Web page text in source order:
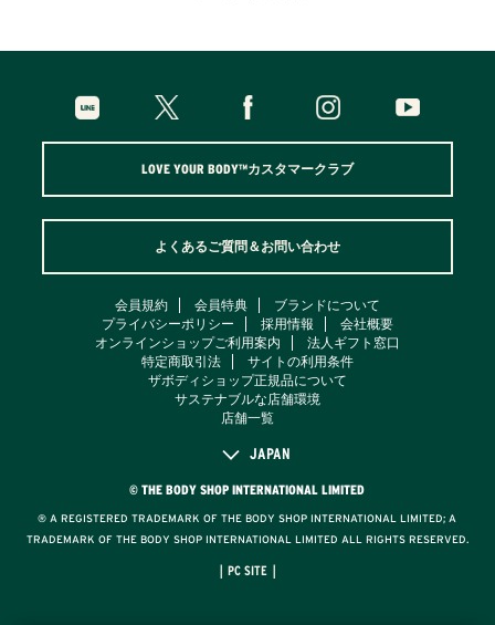
LOVE YOUR BODY™カスタマークラブ
よくあるご質問＆お問い合わせ
会員規約 会員特典
ブランドについて
プライバシーポリシー
採用情報
会社概要
オンラインショップご利用案内
法人ギフト窓口
特定商取引法
サイトの利用条件
ザボディショップ正規品について
サステナブルな店舗環境
店舗一覧
JAPAN
© THE BODY SHOP INTERNATIONAL LIMITED
® A REGISTERED TRADEMARK OF THE BODY SHOP INTERNATIONAL LIMITED; A
TRADEMARK OF THE BODY SHOP INTERNATIONAL LIMITED ALL RIGHTS RESERVED.
｜PC SITE｜